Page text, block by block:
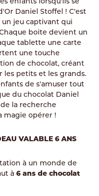
enfants lorsqu'ils se
Daniel Stoffel ! C'est
jeu captivant qui
boite devient un
tablette une carte
une touche
de chocolat, créant
les petits et les grands.
de s'amuser tout
du chocolat Daniel
la recherche
magie opérer !
VALABLE 6 ANS
à un monde de
à 6 ans de chocolat